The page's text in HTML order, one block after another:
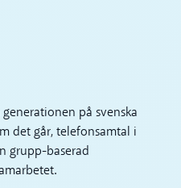
på svenska
det går, telefonsamtal i
grupp-baserad